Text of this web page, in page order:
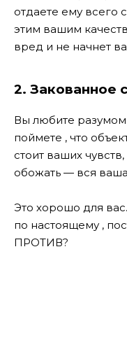
отдаете ему всего
этим вашим
вред и не начнет
2. Закованное
Вы любите разумом
поймете , что
стоит ваших
обожать — вся
Это хорошо для
по настоящему ,
ПРОТИВ?